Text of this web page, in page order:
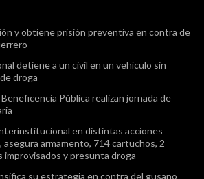
y obtiene prisión preventiva en contra de
detiene a un civil en un vehículo sin
droga
Pública realizan jornada de
en distintas acciones
armamento, 714 cartuchos, 2
y presunta droga
su estrategia en contra del gusano